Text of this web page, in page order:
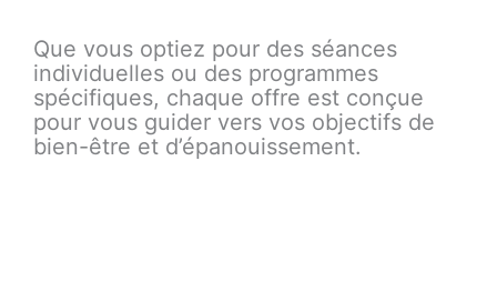
Que vous optiez pour des séances
individuelles ou des programmes
spécifiques, chaque offre est conçue
pour vous guider vers vos objectifs de
bien-être et d’épanouissement.